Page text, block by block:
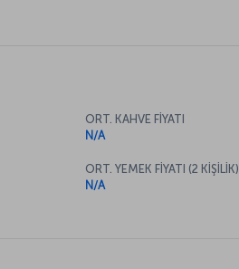
ORT. KAHVE FİYATI
N/A
ORT. YEMEK FİYATI (2 KİŞİLİK)
N/A